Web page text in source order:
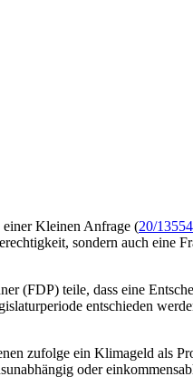
Kleinen Anfrage (20/13554
sondern auch eine
(FDP) teile, dass eine
entschieden
zufolge ein Klimageld als
oder